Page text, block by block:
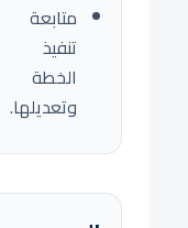
متابعة
تنفيذ
الخطة
وتعديلها.